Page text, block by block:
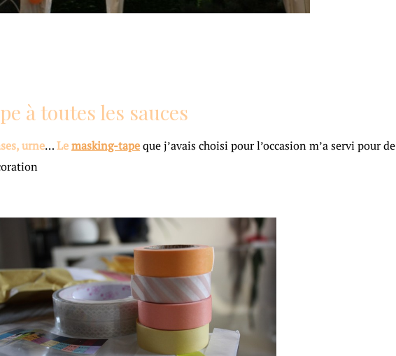
à toutes les sauces
urne…Lemasking-tapeque j’avais choisi pour l’occasion m’a servi pour de